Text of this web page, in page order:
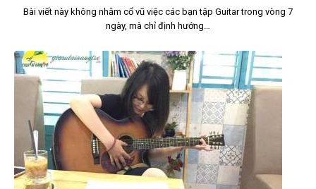
Bài viết này không nhằm cổ vũ việc các bạn tập Guitar trong vòng 7
ngày, mà chỉ định hướng…